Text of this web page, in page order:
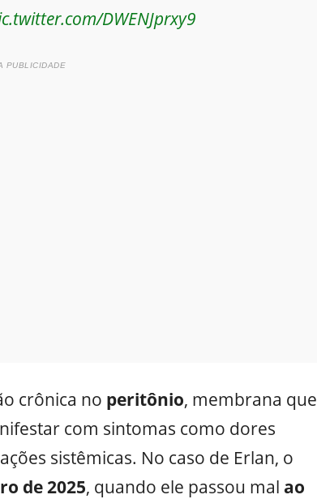
DWENJprxy9
PUBLICIDADE
crônica no peritônio, membrana que
com sintomas como dores
sistêmicas. No caso de Erlan, o
de 2025, quando ele passou mal ao